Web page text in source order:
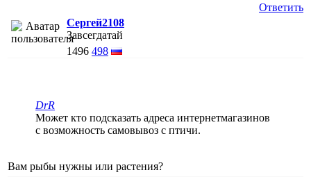
Ответить
Сергей2108
Завсегдатай
1496 498
DrR
Может кто подсказать адреса интернетмагазинов
с возможность самовывоз с птичи.
Вам рыбы нужны или растения?